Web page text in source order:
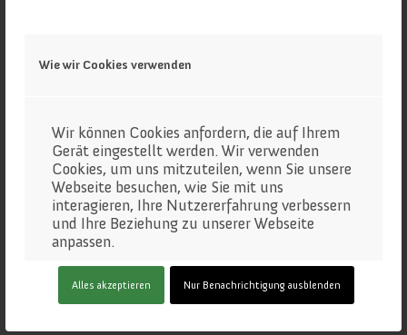
Wie wir Cookies verwenden
Wir können Cookies anfordern, die auf Ihrem
Gerät eingestellt werden. Wir verwenden
Cookies, um uns mitzuteilen, wenn Sie unsere
Webseite besuchen, wie Sie mit uns
interagieren, Ihre Nutzererfahrung verbessern
und Ihre Beziehung zu unserer Webseite
anpassen.
Klicken Sie auf die verschiedenen
Kategorienüberschriften, um mehr zu
erfahren. Sie können auch einige Ihrer
Einstellungen ändern. Beachten Sie, dass das
Alles akzeptieren Nur Benachrichtigung ausblenden